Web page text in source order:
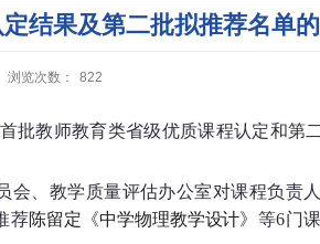
结果及第二批拟推荐名单
浏览次数： 822
批教师教育类省级优质课程认定和第
、教学质量评估办公室对课程负责
荐陈留定 《中学物理教学设计》等6门